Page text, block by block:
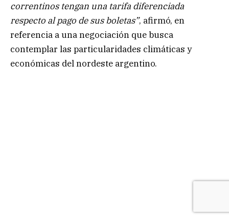
correntinos tengan una tarifa diferenciada
respecto al pago de sus boletas”, afirmó, en
referencia a una negociación que busca
contemplar las particularidades climáticas y
económicas del nordeste argentino.